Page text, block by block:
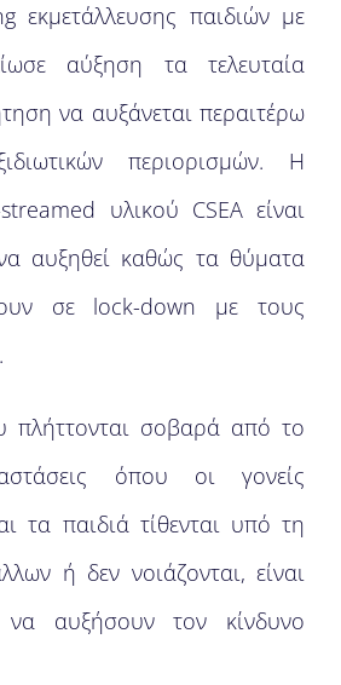
εκμετάλλευσης παιδιών με
αύξηση τα τελευταία
να αυξάνεται περαιτέρω
περιορισμών. Η
υλικού CSEA είναι
αυξηθεί καθώς τα θύματα
σε lock-down με τους
πλήττονται σοβαρά από το
όπου οι γονείς
τα παιδιά τίθενται υπό τη
ή δεν νοιάζονται, είναι
να αυξήσουν τον κίνδυνο